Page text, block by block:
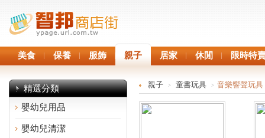
美食 保養 服飾 親子 居家 休閒 限時特
精選分類
嬰幼兒用品
嬰幼兒清潔
親子 > 童書玩具 > 音樂響聲玩具